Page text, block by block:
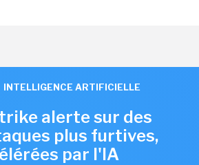
INTELLIGENCE ARTIFICIELLE
alerte sur des
plus furtives,
par l'IA